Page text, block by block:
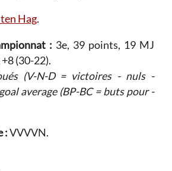
Hag.
: 3e, 39 points, 19 MJ
(30-22).
(V-N-D = victoires - nuls -
average (BP-BC = buts pour -
:VVVVN.